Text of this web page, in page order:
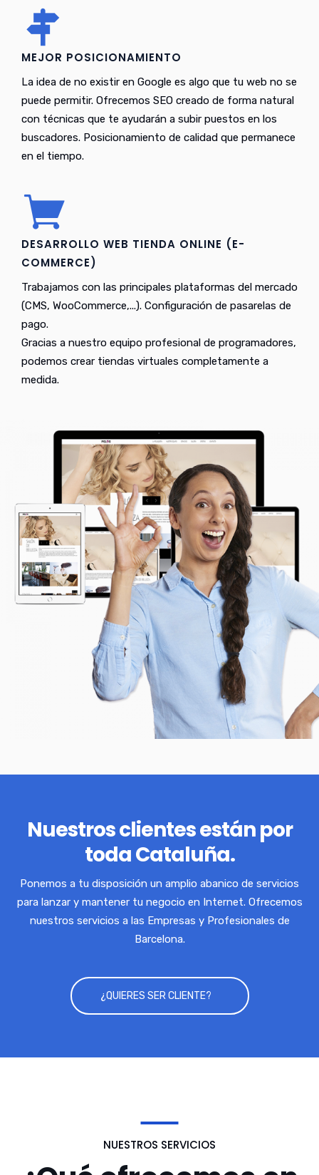
MEJOR POSICIONAMIENTO
La idea de no existir en Google es algo que tu web no se
puede permitir. Ofrecemos SEO creado de forma natural
con técnicas que te ayudarán a subir puestos en los
buscadores. Posicionamiento de calidad que permanece
en el tiempo.
DESARROLLO WEB TIENDA ONLINE (E-
COMMERCE)
Trabajamos con las principales plataformas del mercado
(CMS, WooCommerce,...). Configuración de pasarelas de
pago.
Gracias a nuestro equipo profesional de programadores,
podemos crear tiendas virtuales completamente a
medida.
Nuestros clientes están por
toda Cataluña.
Ponemos a tu disposición un amplio abanico de servicios
para lanzar y mantener tu negocio en Internet. Ofrecemos
nuestros servicios a las Empresas y Profesionales de
Barcelona.
¿QUIERES SER CLIENTE?
NUESTROS SERVICIOS